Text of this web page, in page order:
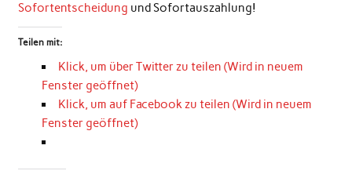
Sofortentscheidung und Sofortauszahlung!
Teilen mit:
Klick, um über Twitter zu teilen (Wird in neuem
Fenster geöffnet)
Klick, um auf Facebook zu teilen (Wird in neuem
Fenster geöffnet)